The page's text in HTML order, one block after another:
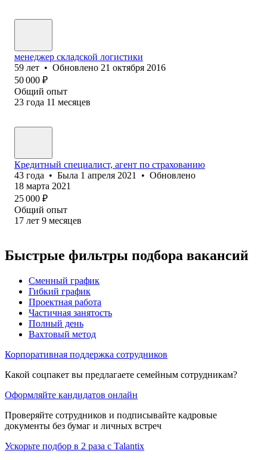
менеджер складской логистики
59 лет • Обновлено 21 октября 2016
50 000 ₽
Общий опыт
23 года 11 месяцев
Кредитный специалист, агент по страхованию
43 года • Была 1 апреля 2021 • Обновлено
18 марта 2021
25 000 ₽
Общий опыт
17 лет 9 месяцев
Быстрые фильтры подбора вакансий
Сменный график
Гибкий график
Проектная работа
Частичная занятость
Полный день
Вахтовый метод
Корпоративная поддержка сотрудников
Какой соцпакет вы предлагаете семейным сотрудникам?
Оформляйте кандидатов онлайн
Проверяйте сотрудников и подписывайте кадровые
документы без бумаг и личных встреч
Ускорьте подбор в 2 раза с Talantix